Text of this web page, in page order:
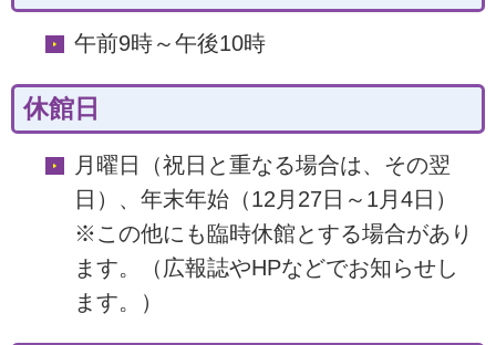
午前9時～午後10時
休館日
月曜日（祝日と重なる場合は、その翌
日）、年末年始（12月27日～1月4日）
※この他にも臨時休館とする場合があり
ます。（広報誌やHPなどでお知らせし
ます。）